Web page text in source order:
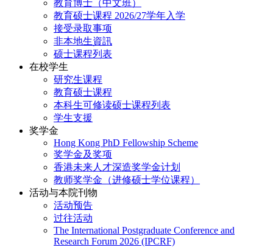
教育博士（中文班）
教育硕士课程 2026/27学年入学
接受录取事项
非本地生資訊
硕士课程列表
在校学生
研究生课程
教育硕士课程
本科生可修读硕士课程列表
学生支援
奖学金
Hong Kong PhD Fellowship Scheme
奖学金及奖项
香港未来人才深造奖学金计划
教师奖学金（进修硕士学位课程）
活动与本院刊物
活动预告
过往活动
The International Postgraduate Conference and
Research Forum 2026 (IPCRF)